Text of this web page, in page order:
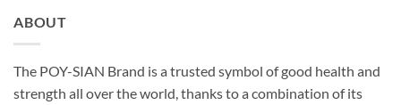
ABOUT
The POY-SIAN Brand is a trusted symbol of good health and
strength all over the world, thanks to a combination of its